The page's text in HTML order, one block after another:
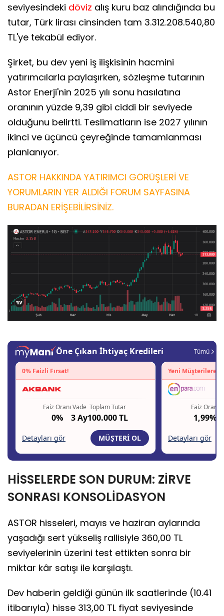
seviyesindeki döviz alış kuru baz alındığında bu
tutar, Türk lirası cinsinden tam 3.312.208.540,80
TL'ye tekabül ediyor.
Şirket, bu dev yeni iş ilişkisinin hacmini
yatırımcılarla paylaşırken, sözleşme tutarının
Astor Enerji'nin 2025 yılı sonu hasılatına
oranının yüzde 9,39 gibi ciddi bir seviyede
olduğunu belirtti. Teslimatların ise 2027 yılının
ikinci ve üçüncü çeyreğinde tamamlanması
planlanıyor.
ASTOR HAKKINDA YATIRIMCI GÖRÜŞLERİ VE
YORUMLARIN YER ALDIĞI FORUM SAYFASINA
BURADAN ERİŞEBİLİRSİNİZ.
HİSSELERDE SON DURUM: ZİRVE
SONRASI KONSOLİDASYON
ASTOR hisseleri, mayıs ve haziran aylarında
yaşadığı sert yükseliş rallisiyle 360,00 TL
seviyelerinin üzerini test ettikten sonra bir
miktar kâr satışı ile karşılaştı.
Dev haberin geldiği günün ilk saatlerinde (10.41
itibarıyla) hisse 313,00 TL fiyat seviyesinde